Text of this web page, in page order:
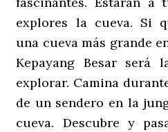
explores la cueva. Si
una cueva más grande
Kepayang Besar será
explorar. Camina
de un sendero en la
cueva. Descubre y